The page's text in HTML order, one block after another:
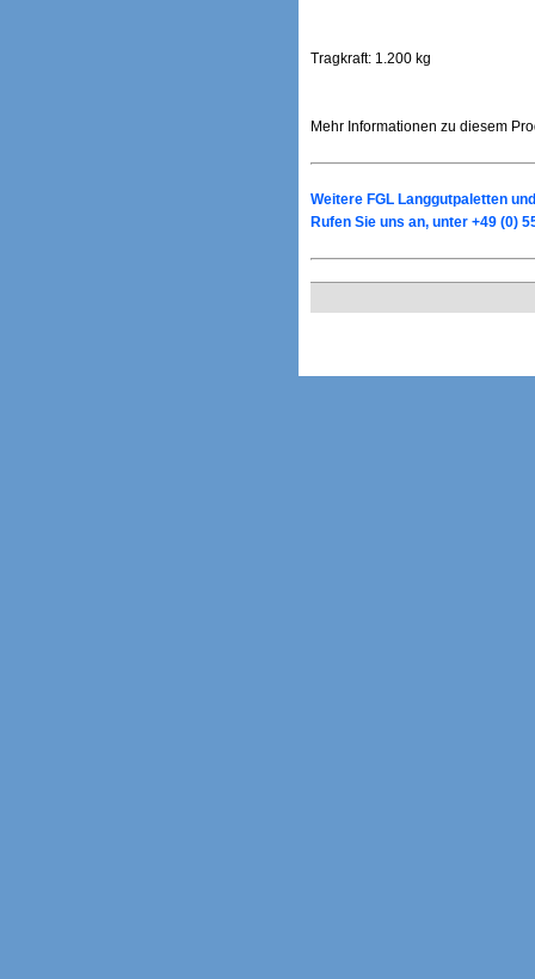
Tragkraft: 1.200 kg
Mehr Informationen zu diesem
Weitere FGL Langgutpaletten
Rufen Sie uns an, unter +49 (0)